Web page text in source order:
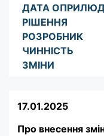
ДАТА
РІШЕННЯ
РОЗРОБНИК
ЧИННІСТЬ
ЗМІНИ
17.01.2025
Про внесення